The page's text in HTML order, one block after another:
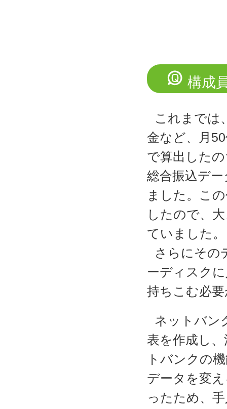
構成
これまでは
金など、月
で算出した
総合振込デ
ました。こ
したので、
ていました。
さらにその
ーディスク
持ちこむ必
ネットバン
表を作成し
トバンクの
データを変
ったため、